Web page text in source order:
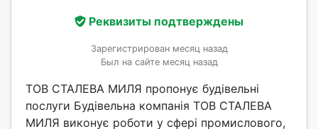
Реквизиты подтверждены
Зарегистрирован месяц назад
Был на сайте месяц назад
ТОВ СТАЛЕВА МИЛЯ пропонує будівельні
послуги Будівельна компанія ТОВ СТАЛЕВА
МИЛЯ виконує роботи у сфері промислового,